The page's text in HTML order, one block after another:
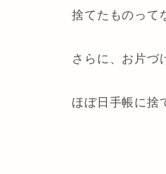
捨てたものって
さらに、お片づ
ほぼ日手帳に捨